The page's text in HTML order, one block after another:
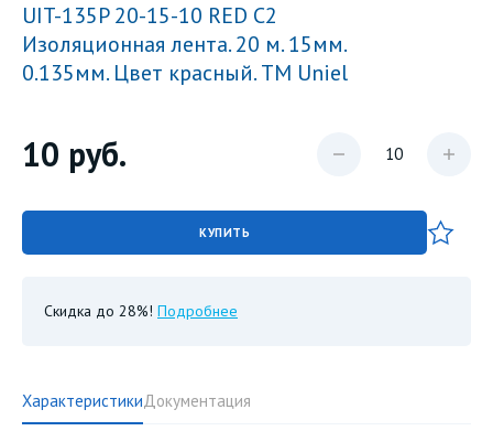
UIT-135P 20-15-10 RED C2
Изоляционная лента. 20 м. 15мм.
0.135мм. Цвет красный. TM Uniel
10 руб.
КУПИТЬ
Скидка до 28%! Подробнее
ХарактеристикиДокументация